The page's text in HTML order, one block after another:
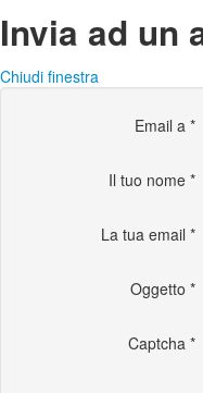
Invia ad un
Chiudi finestra
Email a *
Il tuo nome *
La tua email *
Oggetto *
Captcha *